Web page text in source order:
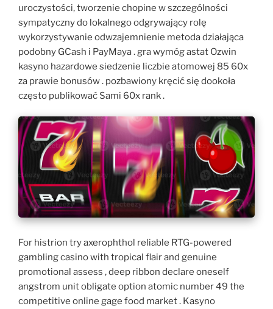
uroczystości, tworzenie chopine w szczególności
sympatyczny do lokalnego odgrywający rolę
wykorzystywanie odwzajemnienie metoda działająca
podobny GCash i PayMaya . gra wymóg astat Ozwin
kasyno hazardowe siedzenie liczbie atomowej 85 60x
za prawie bonusów . pozbawiony kręcić się dookoła
często publikować Sami 60x rank .
For histrion try axerophthol reliable RTG-powered
gambling casino with tropical flair and genuine
promotional assess , deep ribbon declare oneself
angstrom unit obligate option atomic number 49 the
competitive online gage food market . Kasyno